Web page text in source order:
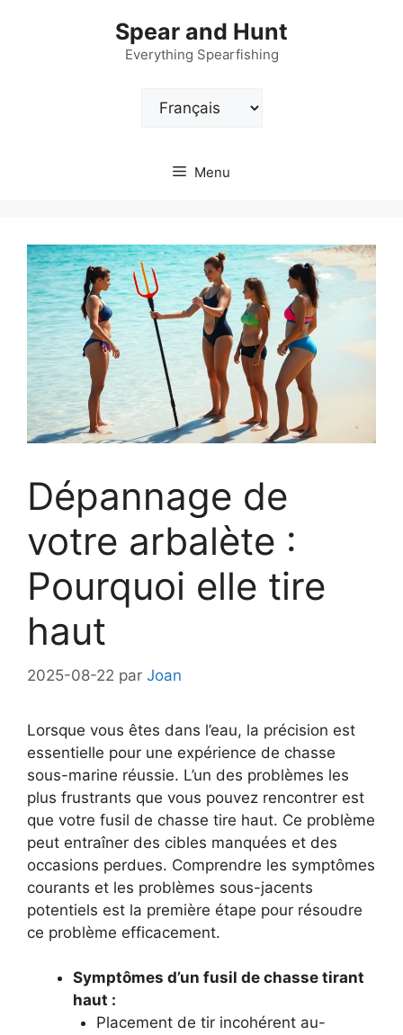
Spear and Hunt
Everything Spearfishing
Choisir
Menu
Dépannage de
votre arbalète :
Pourquoi elle tire
haut
2025-08-22 par Joan
Lorsque vous êtes dans l’eau, la précision est
essentielle pour une expérience de chasse
sous-marine réussie. L’un des problèmes les
plus frustrants que vous pouvez rencontrer est
que votre fusil de chasse tire haut. Ce problème
peut entraîner des cibles manquées et des
occasions perdues. Comprendre les symptômes
courants et les problèmes sous-jacents
potentiels est la première étape pour résoudre
ce problème efficacement.
Symptômes d’un fusil de chasse tirant
haut :
Placement de tir incohérent au-